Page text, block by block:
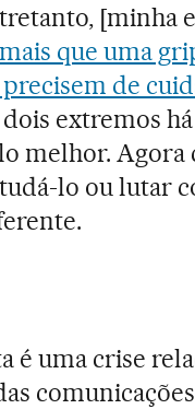
[minha
que uma
precisem de
extremos
melhor. Agora
lo ou lutar
é uma crise